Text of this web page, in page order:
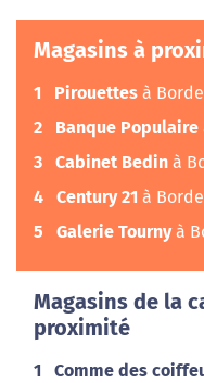
Magasins à
1 Pirouettes à
2 Banque Populaire
3 Cabinet Bedin à
4 Century 21 à
5 Galerie Tournyà
Magasins de la
proximité
1 Comme des